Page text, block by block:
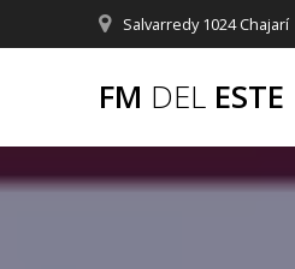
al
Salvarredy 1024 Chajarí
FM DEL ESTE